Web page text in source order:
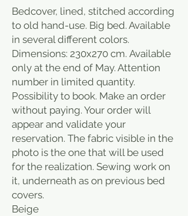
Bedcover, lined, stitched according
to old hand-use. Big bed. Available
in several different colors.
Dimensions: 230x270 cm. Available
only at the end of May. Attention
number in limited quantity.
Possibility to book. Make an order
without paying. Your order will
appear and validate your
reservation. The fabric visible in the
photo is the one that will be used
for the realization. Sewing work on
it, underneath as on previous bed
covers.
Beige